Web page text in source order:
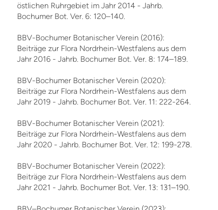
östlichen Ruhrgebiet im Jahr 2014 - Jahrb.
Bochumer Bot. Ver. 6: 120–140.
BBV-Bochumer Botanischer Verein (2016):
Beiträge zur Flora Nordrhein-Westfalens aus dem
Jahr 2016 - Jahrb. Bochumer Bot. Ver. 8: 174–189.
BBV-Bochumer Botanischer Verein (2020):
Beiträge zur Flora Nordrhein-Westfalens aus dem
Jahr 2019 - Jahrb. Bochumer Bot. Ver. 11: 222-264.
BBV-Bochumer Botanischer Verein (2021):
Beiträge zur Flora Nordrhein-Westfalens aus dem
Jahr 2020 - Jahrb. Bochumer Bot. Ver. 12: 199-278.
BBV-Bochumer Botanischer Verein (2022):
Beiträge zur Flora Nordrhein-Westfalens aus dem
Jahr 2021 - Jahrb. Bochumer Bot. Ver. 13: 131–190.